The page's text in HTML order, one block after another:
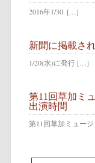
2016年1/30. […]
新聞に掲載さ
1/20(水)に発行 […]
第11回草加ミ
出演時間
第11回草加ミュー